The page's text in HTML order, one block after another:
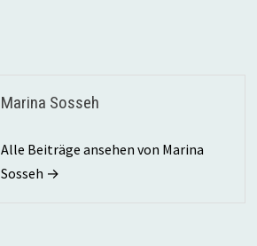
Marina Sosseh
Alle Beiträge ansehen von Marina
Sosseh →